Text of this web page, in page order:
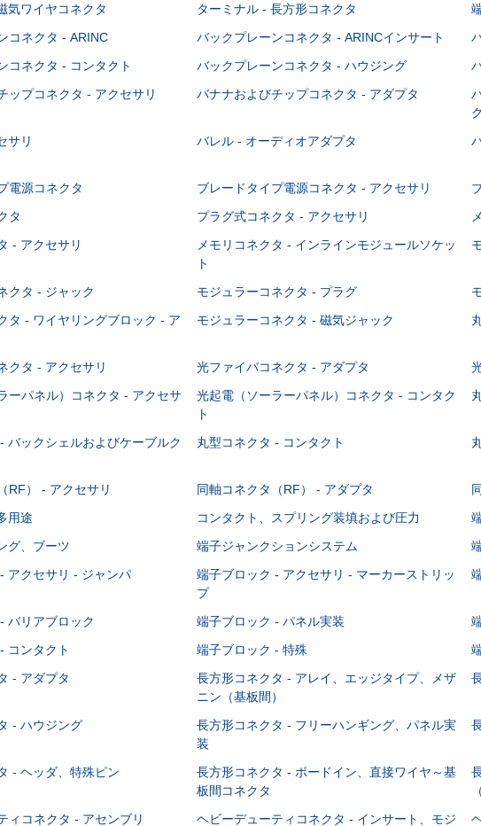
気ワイヤコネクタ ターミナル - 長方形コネクタ
コネクタ - ARINC バックプレーンコネクタ - ARINCインサート
コネクタ - コンタクト バックプレーンコネクタ - ハウジング
ップコネクタ - アクセサリ バナナおよびチップコネクタ - アダプタ
サリ バレル - オーディオアダプタ
電源コネクタ ブレードタイプ電源コネクタ - アクセサリ
タ プラグ式コネクタ - アクセサリ
- アクセサリ
メモリコネクタ - インラインモジュールソケッ
ト
クタ - ジャック モジュラーコネクタ - プラグ
タ - ワイヤリングブロック - ア
モジュラーコネクタ - 磁気ジャック
クタ - アクセサリ 光ファイバコネクタ - アダプタ
ーパネル）コネクタ - アクセサ
光起電（ソーラーパネル）コネクタ - コンタク
ト
バックシェルおよびケーブルク
丸型コネクタ - コンタクト
RF） - アクセサリ 同軸コネクタ（RF） - アダプタ
用途 コンタクト、スプリング装填および圧力
グ、ブーツ 端子ジャンクションシステム
アクセサリ - ジャンパ
端子ブロック - アクセサリ - マーカーストリッ
プ
バリアブロック 端子ブロック - パネル実装
コンタクト 端子ブロック - 特殊
- アダプタ
長方形コネクタ - アレイ、エッジタイプ、メザ
ニン（基板間）
- ハウジング
長方形コネクタ - フリーハンギング、パネル実
装
- ヘッダ、特殊ピン
長方形コネクタ - ボードイン、直接ワイヤ～基
板間コネクタ
ィコネクタ - アセンブリ ヘビーデューティコネクタ - インサート、モジ